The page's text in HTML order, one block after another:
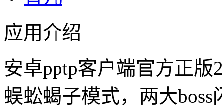
应用介绍
安卓pptp客户端官方正
蜈蚣蝎子模式，两大